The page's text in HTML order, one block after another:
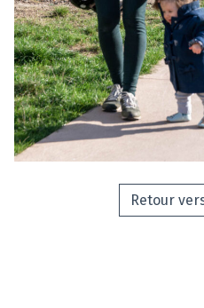
Retour